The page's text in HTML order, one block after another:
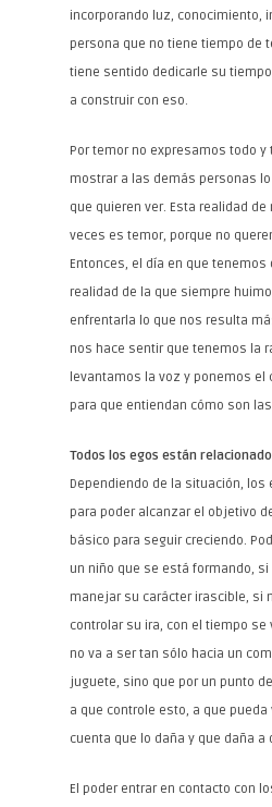
incorporando luz, conocimiento,
persona que no tiene tiempo de
tiene sentido dedicarle su
a construir con eso.
Por temor no expresamos todo
mostrar a las demás personas
que quieren ver. Esta realidad
veces es temor, porque no
Entonces, el día en que
realidad de la que siempre
enfrentarla lo que nos resulta
nos hace sentir que tenemos la
levantamos la voz y ponemos el
para que entiendan cómo son
Todos los egos están
Dependiendo de la situación,
para poder alcanzar el objetivo
básico para seguir creciendo.
un niño que se está formando,
manejar su carácter irascible, si
controlar su ira, con el tiempo se
no va a ser tan sólo hacia un
juguete, sino que por un punto
a que controle esto, a que pueda
cuenta que lo daña y que daña a
El poder entrar en contacto con